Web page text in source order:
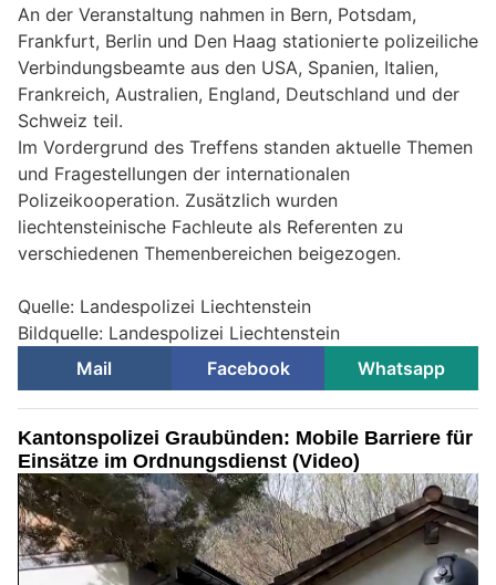
An der Veranstaltung nahmen in Bern, Potsdam,
Frankfurt, Berlin und Den Haag stationierte polizeiliche
Verbindungsbeamte aus den USA, Spanien, Italien,
Frankreich, Australien, England, Deutschland und der
Schweiz teil.
Im Vordergrund des Treffens standen aktuelle Themen
und Fragestellungen der internationalen
Polizeikooperation. Zusätzlich wurden
liechtensteinische Fachleute als Referenten zu
verschiedenen Themenbereichen beigezogen.
Quelle: Landespolizei Liechtenstein
Bildquelle: Landespolizei Liechtenstein
Mail
Facebook Whatsapp
Kantonspolizei Graubünden: Mobile Barriere für
Einsätze im Ordnungsdienst (Video)